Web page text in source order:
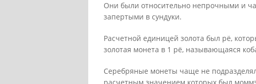
Они были относительно непрочными и
запертыми в сундуки.
Расчетной единицей золота был рё,
золотая монета в 1 рё, называющаяся
Серебряные монеты чаще не